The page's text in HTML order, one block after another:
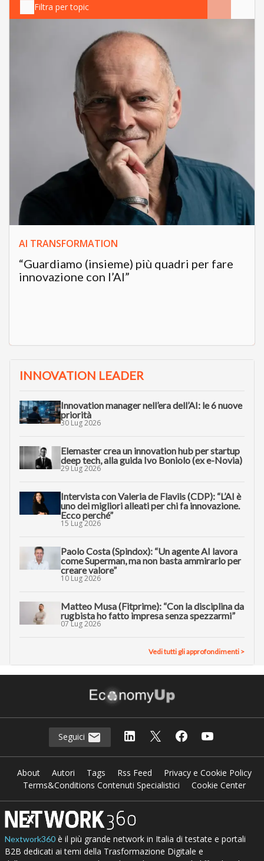
Filtra per topic
AI TRANSFORMATION
“Guardiamo (insieme) più quadri per fare
innovazione con l’AI”
INNOVATION LEADER
Innovation manager nell’era dell’AI: le 6 nuove
priorità
30 Lug 2026
Elemaster crea un innovation hub per startup
deep tech, alla guida Ivo Boniolo (ex e-Novia)
29 Lug 2026
Intervista con Valeria de Flaviis (CDP): “L’AI è
uno dei migliori alleati per chi fa innovazione.
Ecco perché”
15 Lug 2026
Paolo Costa (Spindox): “Un agente AI lavora
come Superman, ma non basta ammirarlo per
creare valore”
10 Lug 2026
Matteo Musa (Fitprime): “Con la disciplina da
rugbista ho fatto impresa senza spezzarmi”
07 Lug 2026
Vedi tutti gli approfondimenti >
Seguici
About Autori Tags Rss Feed
Privacy e Cookie Policy
Terms&Conditions Contenuti Specialistici
Cookie Center
Nextwork360è il più grande network in Italia di testate e portali
B2B dedicati ai temi della Trasformazione Digitale e